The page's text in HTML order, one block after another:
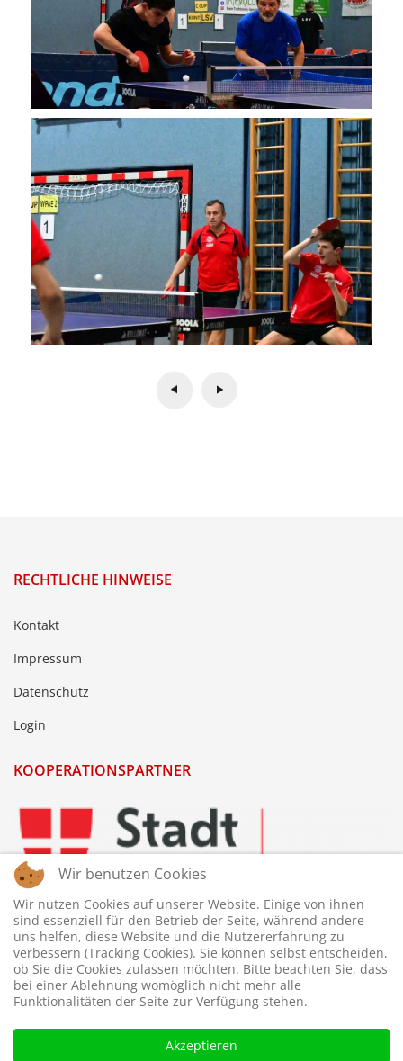
RECHTLICHE HINWEISE
Kontakt
Impressum
Datenschutz
Login
KOOPERATIONSPARTNER
Wir benutzen Cookies
Wir nutzen Cookies auf unserer Website. Einige von ihnen
sind essenziell für den Betrieb der Seite, während andere
uns helfen, diese Website und die Nutzererfahrung zu
verbessern (Tracking Cookies). Sie können selbst entscheiden,
ob Sie die Cookies zulassen möchten. Bitte beachten Sie, dass
bei einer Ablehnung womöglich nicht mehr alle
Funktionalitäten der Seite zur Verfügung stehen.
Akzeptieren